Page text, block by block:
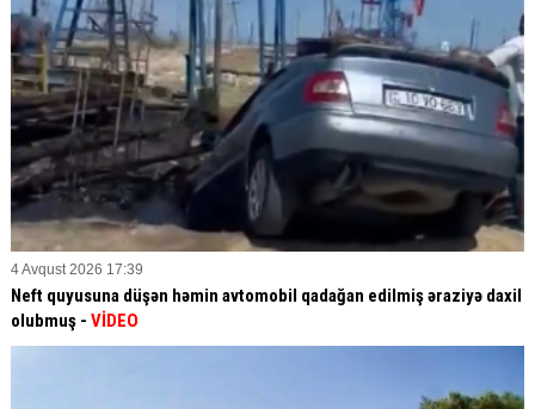
4 Avqust 2026 17:39
Neft quyusuna düşən həmin avtomobil qadağan edilmiş əraziyə daxil
olubmuş - VİDEO